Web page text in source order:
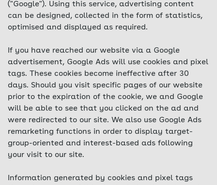
("Google"). Using this service, advertising content
can be designed, collected in the form of statistics,
optimised and displayed as required.
If you have reached our website via a Google
advertisement, Google Ads will use cookies and pixel
tags. These cookies become ineffective after 30
days. Should you visit specific pages of our website
prior to the expiration of the cookie, we and Google
will be able to see that you clicked on the ad and
were redirected to our site. We also use Google Ads
remarketing functions in order to display target-
group-oriented and interest-based ads following
your visit to our site.
Information generated by cookies and pixel tags